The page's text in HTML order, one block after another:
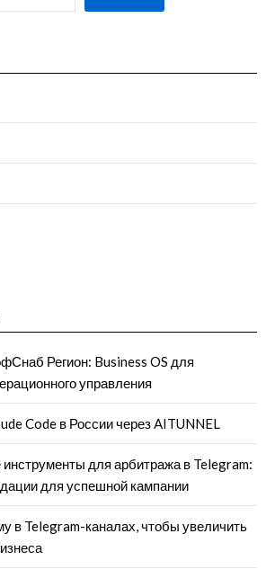
Регион: Business OS для
управления
Code в России через AITUNNEL
для арбитража в Telegram:
для успешной кампании
в Telegram-каналах, чтобы увеличить